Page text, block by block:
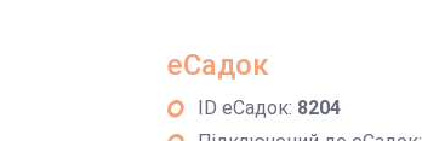
еСадок
ID еСадок: 8204